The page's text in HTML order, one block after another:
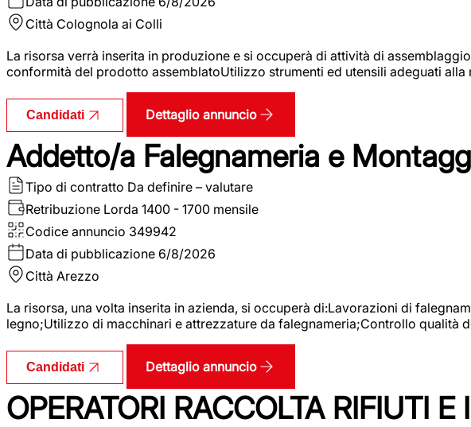
Città Colognola ai Colli
La risorsa verrà inserita in produzione e si occuperà di attività di
conformità del prodotto assemblatoUtilizzo strumenti ed utensili adeguati alla
Candidati Dettaglio annuncio
Addetto/a Falegnameria e
Tipo di contratto Da definire – valutare
Retribuzione Lorda 1400 - 1700 mensile
Codice annuncio 349942
Data di pubblicazione 6/8/2026
Città Arezzo
La risorsa, una volta inserita in azienda, si occuperà di:Lavorazioni di
legno;Utilizzo di macchinari e attrezzature da falegnameria;Controllo qualità
Candidati Dettaglio annuncio
OPERATORI RACCOLTA RIFIUTI